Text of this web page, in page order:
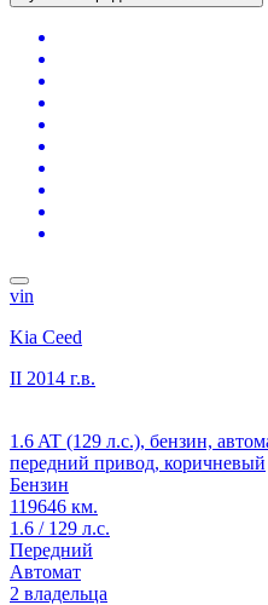
vin
Kia Ceed
II 2014 г.в.
1.6 AT (129 л.с.), бензин,
передний привод, коричневый
Бензин
119646 км.
1.6 / 129 л.с.
Передний
Автомат
2 владельца